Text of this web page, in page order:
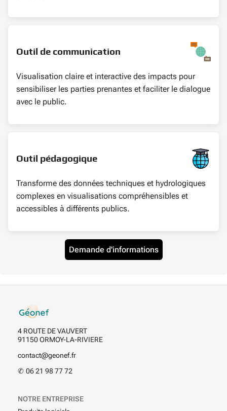
Outil de communication
Visualisation claire et interactive des impacts pour
sensibiliser les parties prenantes et faciliter le dialogue
avec le public.
Outil pédagogique
Transforme des données techniques et hydrologiques
complexes en visualisations compréhensibles et
accessibles à différents publics.
Demande d'informations
4 ROUTE DE VAUVERT
91150 ORMOY-LA-RIVIERE
contact@geonef.fr
✆ 06 21 98 77 72
NOTRE ENTREPRISE